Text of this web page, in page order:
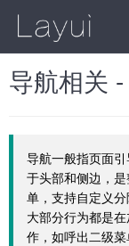
导航相关
导航一般指页面
于头部和侧边，
单，支持自定义
大部分行为都是
作，如呼出二级